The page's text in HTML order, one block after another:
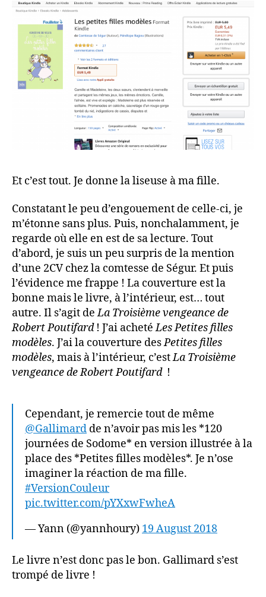
Et c’est tout. Je donne la liseuse à ma fille.
Constatant le peu d’engouement de celle-ci, je
m’étonne sans plus. Puis, nonchalamment, je
regarde où elle en est de sa lecture. Tout
d’abord, je suis un peu surpris de la mention
d’une 2CV chez la comtesse de Ségur. Et puis
l’évidence me frappe ! La couverture est la
bonne mais le livre, à l’intérieur, est… tout
autre. Il s’agit deLa Troisième vengeance de
Robert Poutifard! J’ai achetéLes Petites filles
modèles. J’ai la couverture desPetites filles
modèles, mais à l’intérieur, c’estLa Troisième
vengeance de Robert Poutifard!
Cependant, je remercie tout de même
@Gallimard de n’avoir pas mis les *120
journées de Sodome* en version illustrée à la
place des *Petites filles modèles*. Je n’ose
imaginer la réaction de ma fille.
#VersionCouleur
pic.twitter.com/pYXxwFwheA
— Yann (@yannhoury) 19 August 2018
Le livre n’est donc pas le bon. Gallimard s’est
trompé de livre !